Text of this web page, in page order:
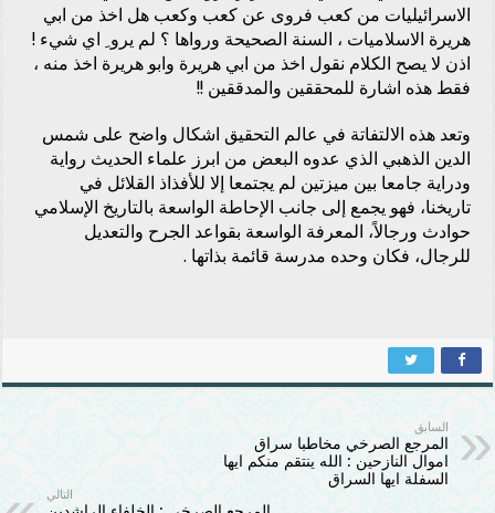
الاسرائيليات من كعب فروى عن كعب وكعب هل اخذ من ابي
هريرة الاسلاميات ، السنة الصحيحة ورواها ؟ لم يرو ِ اي شيء !
اذن لا يصح الكلام نقول اخذ من ابي هريرة وابو هريرة اخذ منه ،
فقط هذه اشارة للمحققين والمدققين !!
وتعد هذه الالتفاتة في عالم التحقيق اشكال واضح على شمس
الدين الذهبي الذي عدوه البعض من ابرز علماء الحديث رواية
ودراية جامعا بين ميزتين لم يجتمعا إلا للأفذاذ القلائل في
تاريخنا، فهو يجمع إلى جانب الإحاطة الواسعة بالتاريخ الإسلامي
حوادث ورجالاً، المعرفة الواسعة بقواعد الجرح والتعديل
للرجال، فكان وحده مدرسة قائمة بذاتها .
السابق
المرجع الصرخي مخاطبا سراق
اموال النازحين : الله ينتقم منكم ايها
السفلة ايها السراق
التالي